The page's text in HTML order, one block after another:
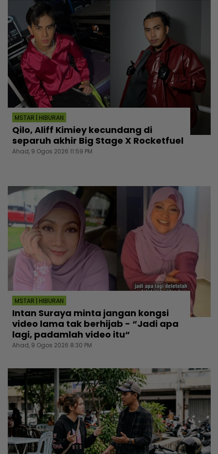
MSTAR | HIBURAN
Qilo, Aliff Kimiey kecundang di
separuh akhir Big Stage X Rocketfuel
Ahad, 9 Ogos 2026 11:59 PM
MSTAR | HIBURAN
Intan Suraya minta jangan kongsi
video lama tak berhijab - “Jadi apa
lagi, padamlah video itu“
Ahad, 9 Ogos 2026 8:30 PM